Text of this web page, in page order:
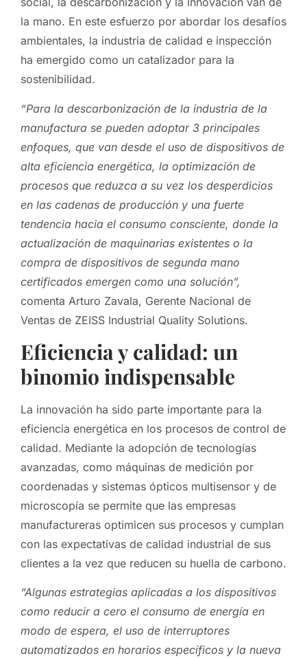
la mano. En este esfuerzo por abordar los desafíos
ambientales, la industria de calidad e inspección
ha emergido como un catalizador para la
sostenibilidad.
“Para la descarbonización de la industria de la
manufactura se pueden adoptar 3 principales
enfoques, que van desde el uso de dispositivos de
alta eficiencia energética, la optimización de
procesos que reduzca a su vez los desperdicios
en las cadenas de producción y una fuerte
tendencia hacia el consumo consciente, donde la
actualización de maquinarias existentes o la
compra de dispositivos de segunda mano
certificados emergen como una solución”,
comenta Arturo Zavala, Gerente Nacional de
Ventas de ZEISS Industrial Quality Solutions.
Eficiencia y calidad: un
binomio indispensable
La innovación ha sido parte importante para la
eficiencia energética en los procesos de control de
calidad. Mediante la adopción de tecnologías
avanzadas, como máquinas de medición por
coordenadas y sistemas ópticos multisensor y de
microscopía se permite que las empresas
manufactureras optimicen sus procesos y cumplan
con las expectativas de calidad industrial de sus
clientes a la vez que reducen su huella de carbono.
“Algunas estrategias aplicadas a los dispositivos
como reducir a cero el consumo de energía en
modo de espera, el uso de interruptores
automatizados en horarios específicos y la nueva